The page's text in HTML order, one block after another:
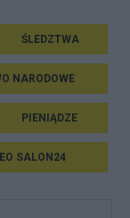
ŚLEDZTWA
NARODOWE
PIENIĄDZE
SALON24